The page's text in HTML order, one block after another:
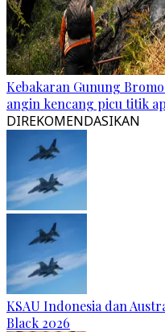
Kebakaran Gunung
angin kencang picu titik
DIREKOMENDASIKAN
KSAU Indonesia dan
Black 2026